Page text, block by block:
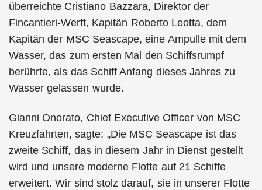
überreichte Cristiano Bazzara, Direktor der
Fincantieri-Werft, Kapitän Roberto Leotta, dem
Kapitän der MSC Seascape, eine Ampulle mit dem
Wasser, das zum ersten Mal den Schiffsrumpf
berührte, als das Schiff Anfang dieses Jahres zu
Wasser gelassen wurde.
Gianni Onorato, Chief Executive Officer von MSC
Kreuzfahrten, sagte: „Die MSC Seascape ist das
zweite Schiff, das in diesem Jahr in Dienst gestellt
wird und unsere moderne Flotte auf 21 Schiffe
erweitert. Wir sind stolz darauf, sie in unserer Flotte